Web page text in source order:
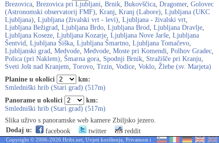
Brezovica, Brezovica pri Ljubljani, Brnik, Bukovščica, Dragomer, Golovec
(Astronomski observatorij FMF), Kranj, Kranj (Labore), Ljubljana (UKC
Ljubljana), Ljubljana (živalski vrt - levi), Ljubljana - živalski vrt,
Ljubljana Bežigrad, Ljubljana Brdo, Ljubljana Brod, Ljubljana Dravlje,
Ljubljana Koseze, Ljubljana Kozarje, Ljubljana Nove Jarše, Ljubljana
Šentvid, Ljubljana Šiška, Ljubljana Šmartno, Ljubljana Tomačevo,
Ljubljanski grad, Medvode, Medvode, Moste pri Komendi, Polhov Gradec,
Polica (pri Naklem), Šmarna gora, Spodnji Brnik, Stražišče pri Kranju,
Sveti Jošt nad Kranjem, Torovo, Trzin, Vodice, Voklo, Žlebe (sv. Marjeta)
Planine u okolici
km:
Smledniški hrib (Stari grad) (517m)
Panorame u okolici
km:
Smledniški hrib (Stari grad) (517m)
Slika uživo s panoramske web kamere Zbiljsko jezero.
Dodaj u:
facebook twitter reddit
Copyright © 2006-2026 Hribi.net, Uvjeti korištenja Privatnost i